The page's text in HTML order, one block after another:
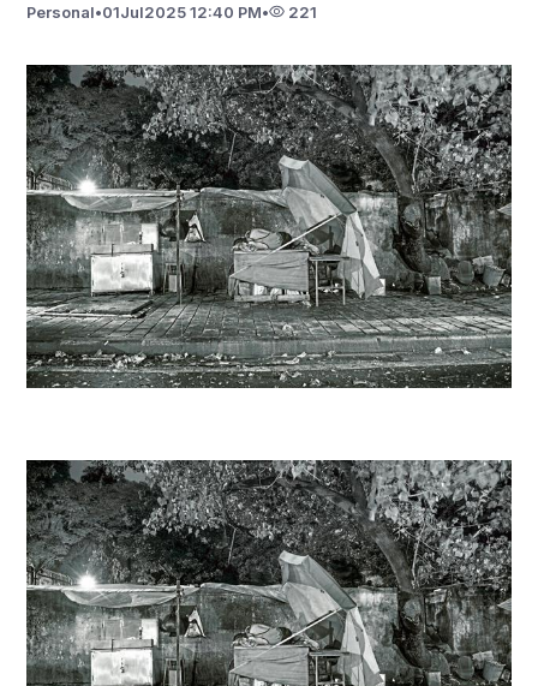
Personal•01Jul2025 12:40 PM• 221